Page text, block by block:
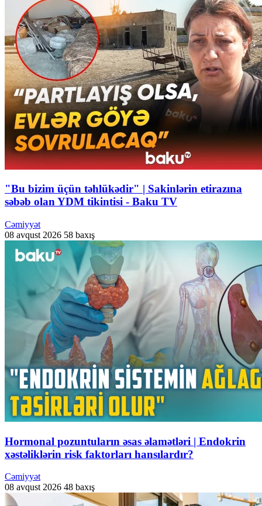
"Bu bizim üçün təhlükədir" | Sakinlərin etirazına
səbəb olan YDM tikintisi - Baku TV
Cəmiyyət
08 avqust 2026 58 baxış
Hormonal pozuntuların əsas əlamətləri | Endokrin
xəstəliklərin risk faktorları hansılardır?
Cəmiyyət
08 avqust 2026 48 baxış